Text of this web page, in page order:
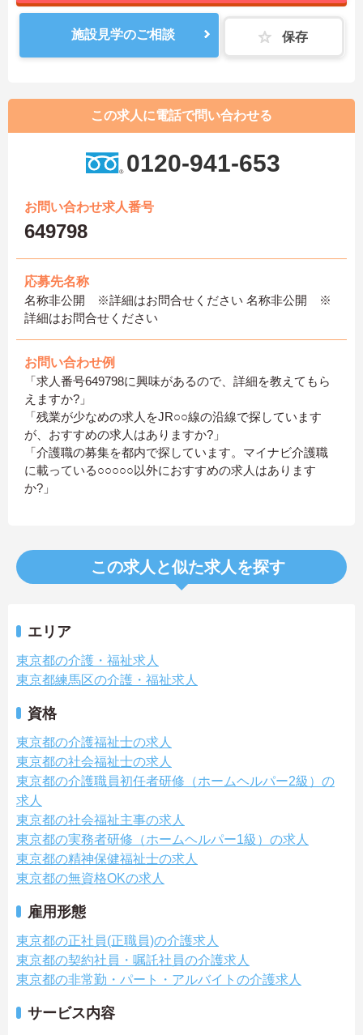
施設見学のご相談 保存
この求人に電話で問い合わせる
0120-941-653
お問い合わせ求人番号
649798
応募先名称
名称非公開 ※詳細はお問合せください 名称非公開 ※
詳細はお問合せください
お問い合わせ例
「求人番号649798に興味があるので、詳細を教えてもら
えますか?」
「残業が少なめの求人をJR○○線の沿線で探しています
が、おすすめの求人はありますか?」
「介護職の募集を都内で探しています。マイナビ介護職
に載っている○○○○○以外におすすめの求人はあります
か?」
この求人と似た求人を探す
エリア
東京都の介護・福祉求人
東京都練馬区の介護・福祉求人
資格
東京都の介護福祉士の求人
東京都の社会福祉士の求人
東京都の介護職員初任者研修（ホームヘルパー2級）の
求人
東京都の社会福祉主事の求人
東京都の実務者研修（ホームヘルパー1級）の求人
東京都の精神保健福祉士の求人
東京都の無資格OKの求人
雇用形態
東京都の正社員(正職員)の介護求人
東京都の契約社員・嘱託社員の介護求人
東京都の非常勤・パート・アルバイトの介護求人
サービス内容